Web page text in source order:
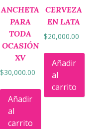
ANCHETA
PARA
TODA
OCASIÓN
XV
$30,000.00
Añadir
al
carrito
CERVEZA
EN LATA
$20,000.00
Añadir
al
carrito